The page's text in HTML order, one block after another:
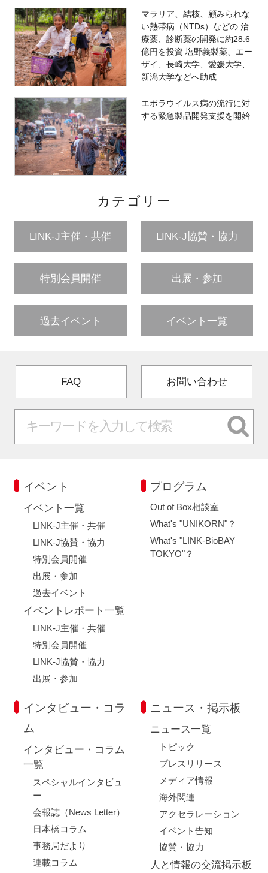
マラリア、結核、顧みられな
い熱帯病（NTDs）などの 治
療薬、診断薬の開発に約28.6
億円を投資 塩野義製薬、エー
ザイ、長崎大学、愛媛大学、
新潟大学などへ助成
エボラウイルス病の流行に対
する緊急製品開発支援を開始
カテゴリー
LINK-J主催・共催 LINK-J協賛・協力
特別会員開催 出展・参加
過去イベント イベント一覧
FAQ お問い合わせ
イベント
イベント一覧
LINK-J主催・共催
LINK-J協賛・協力
特別会員開催
出展・参加
過去イベント
イベントレポート一覧
LINK-J主催・共催
特別会員開催
LINK-J協賛・協力
出展・参加
プログラム
Out of Box相談室
What's "UNIKORN"？
What's "LINK-BioBAY
TOKYO"？
インタビュー・コラ
ム
インタビュー・コラム
一覧
スペシャルインタビュ
ー
会報誌（News Letter）
日本橋コラム
事務局だより
連載コラム
ニュース・掲示板
ニュース一覧
トピック
プレスリリース
メディア情報
海外関連
アクセラレーション
イベント告知
協賛・協力
人と情報の交流掲示板